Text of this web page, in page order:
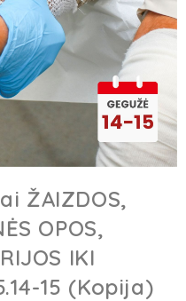
ŽAIZDOS,
OPOS,
IKI
15 (Kopija)